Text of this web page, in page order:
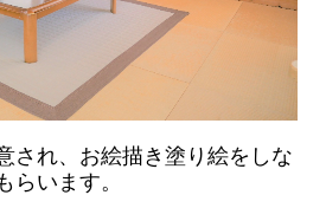
され、お絵描き塗り絵をしな
らいます。